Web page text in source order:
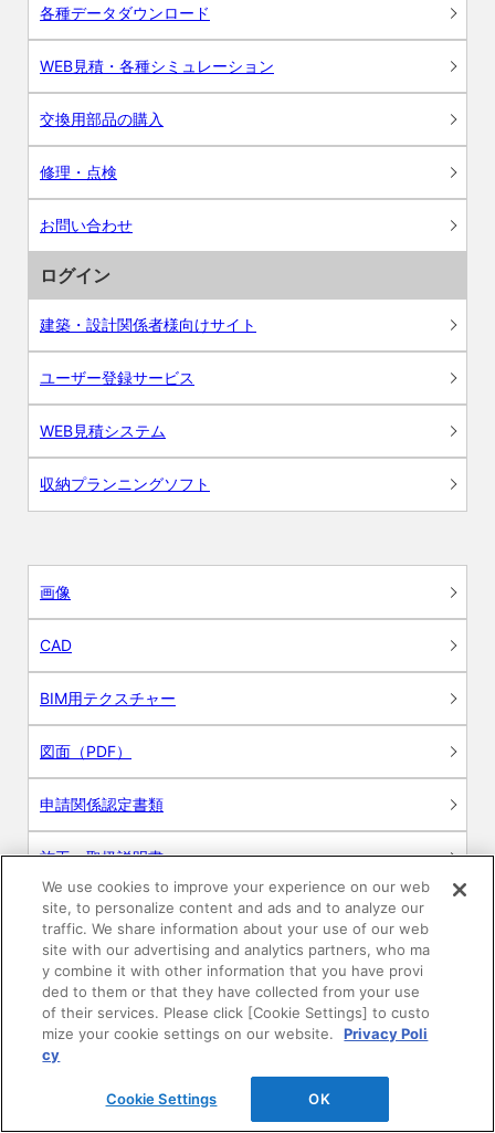
各種データダウンロード
WEB見積・各種シミュレーション
交換用部品の購入
修理・点検
お問い合わせ
ログイン
建築・設計関係者様向けサイト
ユーザー登録サービス
WEB見積システム
収納プランニングソフト
画像
CAD
BIM用テクスチャー
図面（PDF）
申請関係認定書類
施工・取扱説明書
動画
シミュレーションツール
24時間換気システム〈エアスマート〉
簡易設計見積ソフト
R&Dセンター環境測定・分析サービス
We use cookies to improve your experience on our web
site, to personalize content and ads and to analyze our
traffic. We share information about your use of our web
site with our advertising and analytics partners, who ma
y combine it with other information that you have provi
ded to them or that they have collected from your use
of their services. Please click [Cookie Settings] to custo
mize your cookie settings on our website.
Privacy Poli
cy
Cookie Settings OK